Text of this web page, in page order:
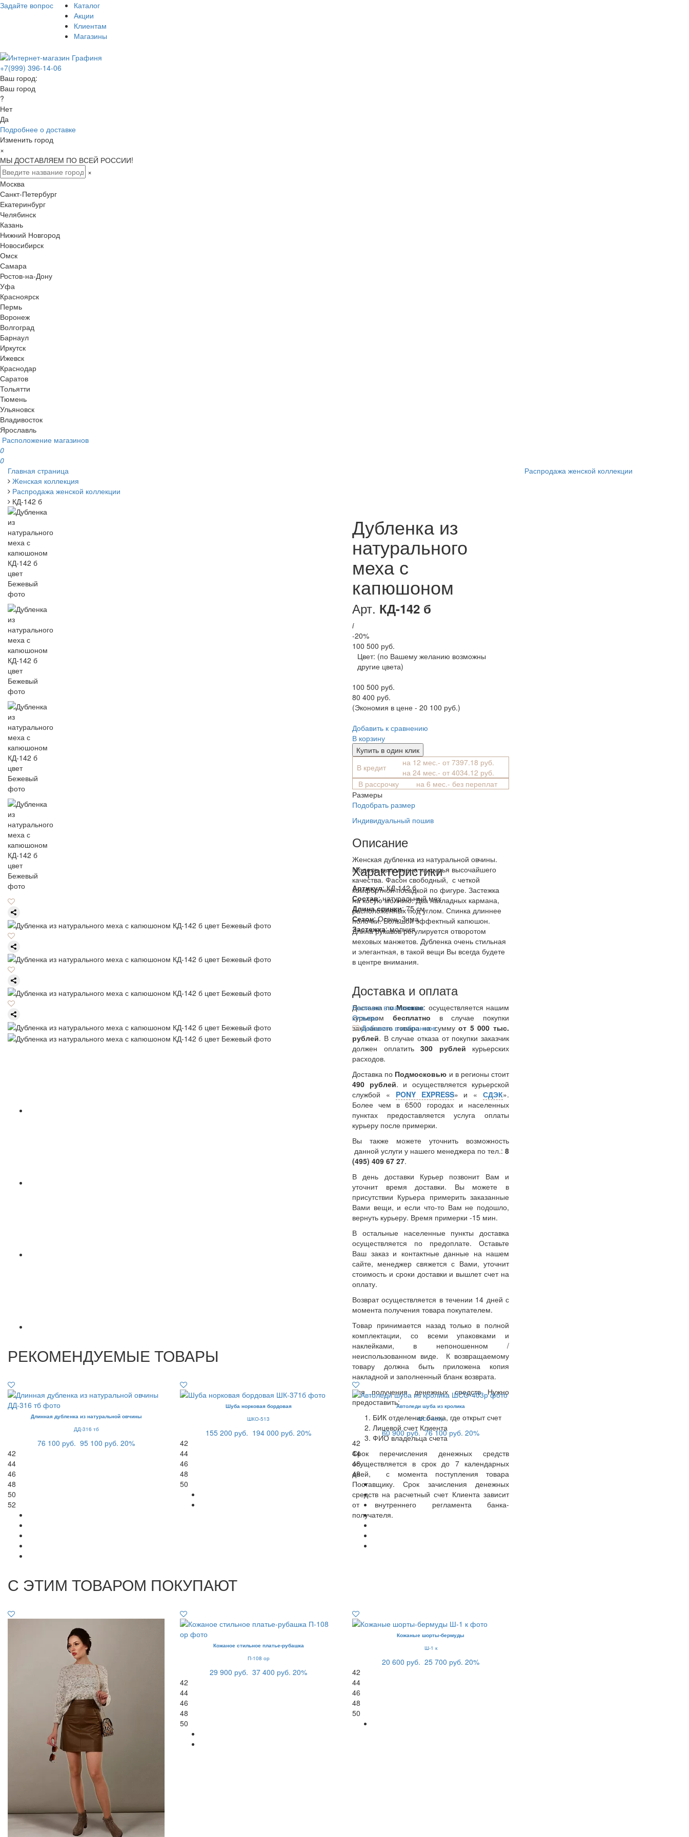
Задайте вопрос
Каталог
Акции
Клиентам
Магазины
+7(999) 396-14-06
Ваш город:
Ваш город
?
Нет
Да
Подробнее о доставке
Изменить город
×
МЫ ДОСТАВЛЯЕМ ПО ВСЕЙ РОССИИ!
×
Москва
Санкт-Петербург
Екатеринбург
Челябинск
Казань
Нижний Новгород
Новосибирск
Омск
Самара
Ростов-на-Дону
Уфа
Красноярск
Пермь
Воронеж
Волгоград
Барнаул
Иркутск
Ижевск
Краснодар
Саратов
Тольятти
Тюмень
Ульяновск
Владивосток
Ярославль
Расположение магазинов
0
0
Главная страница
Женская коллекция
Распродажа женской коллекции
КД-142 б
Дубленка из
натурального
меха с
капюшоном
Арт. КД-142 б
i
-20%
100 500 руб.
Цвет: (по Вашему желанию возможны
другие цвета)
100 500 руб.
80 400 руб.
(Экономия в цене - 20 100 руб.)
Добавить к сравнению
В корзину
Купить в один клик
В кредит
на 12 мес.- от 7397.18 руб.
на 24 мес.- от 4034.12 руб.
В рассрочку
на 6 мес.- без переплат
Размеры
Подобрать размер
Индивидуальный пошив
Описание
Женская дубленка из натуральной овчины.
Модель выполнена из сырья высочайшего
качества. Фасон свободный, с четкой
комфортной посадкой по фигуре. Застежка
на косую молнию. Два накладных кармана,
расположенных под углом. Спинка длиннее
полочки. Большой эффектный капюшон.
Длина рукавов регулируется отворотом
меховых манжетов. Дубленка очень стильная
и элегантная, в такой вещи Вы всегда будете
в центре внимания.
Характеристики
Артикул: КД-142 б
Состав:натуральный мех
Длина спинки: 75 см
Сезон: Осень-Зима
Застежка: молния
Доставка и оплата
Доставка поМоскве: осуществляется нашим
курьером бесплатно в случае покупки
заказанного товара на суммуот 5 000 тыс.
рублей. В случае отказа от покупки заказчик
должен оплатить 300 рублей курьерских
расходов.
Доставка по Подмосковью и в регионы стоит
490 рублей. и осуществляется курьерской
службой « PONY EXPRESS» и «СДЭК».
Более чем в 6500 городах и населенных
пунктах предоставляется услуга оплаты
курьеру после примерки.
Вы также можете уточнить возможность
данной услуги у нашего менеджера по тел.: 8
(495) 409 67 27.
В день доставки Курьер позвонит Вам и
уточнит время доставки. Вы можете в
присутствии Курьера примерить заказанные
Вами вещи, и если что-то Вам не подошло,
вернуть курьеру. Время примерки -15 мин.
В остальные населенные пункты доставка
осуществляется по предоплате. Оставьте
Ваш заказ и контактные данные на нашем
сайте, менеджер свяжется с Вами, уточнит
стоимость и сроки доставки и вышлет счет на
оплату.
Возврат осуществляется в течении 14 дней с
момента получения товара покупателем.
Товар принимается назад только в полной
комплектации, со всеми упаковками и
наклейками, в непоношенном /
неиспользованном виде. К возвращаемому
товару должна быть приложена копия
накладной и заполненный бланк возврата.
Для получения денежных средств Нужно
предоставить:
БИК отделения банка, где открыт счет
Лицевой счет Клиента
ФИО владельца счета
Срок перечисления денежных средств
осуществляется в срок до 7 календарных
дней, с момента поступления товара
Поставщику. Срок зачисления денежных
средств на расчетный счет Клиента зависит
от внутреннего регламента банка-
получателя.
Наличие в магазинах
Отзывы
Добавить в избранное
РЕКОМЕНДУЕМЫЕ ТОВАРЫ
Длинная дубленка из натуральной овчины
ДД-316 тб
76 100 руб. 95 100 руб. 20%
42
44
46
48
50
52
Шуба норковая бордовая
ШКО-513
155 200 руб. 194 000 руб. 20%
42
44
46
48
50
Автоледи шуба из кролика
ШСО-403р
60 900 руб. 76 100 руб. 20%
42
44
46
48
С ЭТИМ ТОВАРОМ ПОКУПАЮТ
Кожаное стильное платье-рубашка
П-108 ор
29 900 руб. 37 400 руб. 20%
42
44
46
48
50
Кожаные шорты-бермуды
Ш-1 к
20 600 руб. 25 700 руб. 20%
42
44
46
48
50
Распродажа женской коллекции